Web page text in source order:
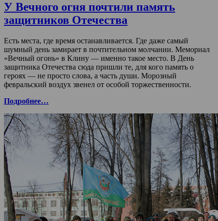
У Вечного огня почтили память
защитников Отечества
Есть места, где время останавливается. Где даже самый
шумный день замирает в почтительном молчании. Мемориал
«Вечный огонь» в Клину — именно такое место. В День
защитника Отечества сюда пришли те, для кого память о
героях — не просто слова, а часть души. Морозный
февральский воздух звенел от особой торжественности.
Подробнее…